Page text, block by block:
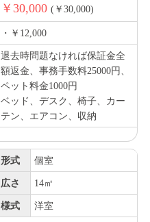
￥30,000 (￥30,000)
・￥12,000
退去時問題なければ保証金全
額返金、事務手数料25000円、
ペット料金1000円
ベッド、デスク、椅子、カー
テン、エアコン、収納
形式 個室
広さ 14㎡
様式 洋室